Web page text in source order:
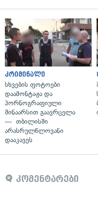
კრიმინალი
სხვების ფოტოები
დაამონტაჟა და
პორნოგრაფიული
შინაარსით გაავრცელა
— თბილისში
არასრულწლოვანი
დააკავეს
კომენტარები